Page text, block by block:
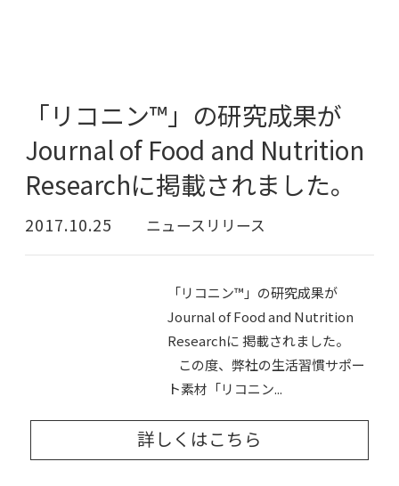
「リコニン™」の研究成果が
Journal of Food and Nutrition
Researchに掲載されました。
2017.10.25 ニュースリリース
「リコニン™」の研究成果が
Journal of Food and Nutrition
Researchに 掲載されました。
この度、弊社の生活習慣サポー
ト素材「リコニン...
詳しくはこちら